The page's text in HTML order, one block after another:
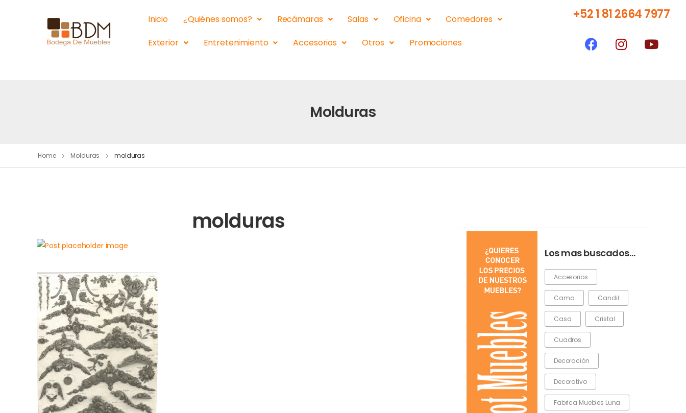
Inicio ¿Quiénes somos? Recámaras Salas Oficina
Comedores
Exterior
Entretenimiento Accesorios Otros Promociones
+52 1 81 2664 7977
Molduras
Home Molduras molduras
Los mas buscados…
Accesorios
Cama Candil
Casa Cristal
Cuadros
Decoración
Decorativo
Fabrica Muebles Luna
molduras